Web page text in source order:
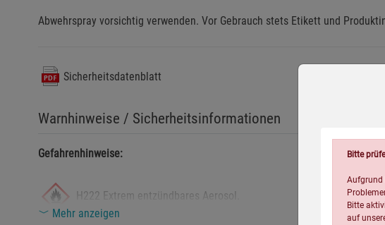
Abwehrspray vorsichtig verwenden. Vor Gebrauch stets Etikett und
Sicherheitsdatenblatt
Warnhinweise / Sicherheitsinformationen
Gefahrenhinweise:
H222 Extrem entzündbares Aerosol.
Mehr anzeigen
Bitte
Aufgrund
Bitte
auf